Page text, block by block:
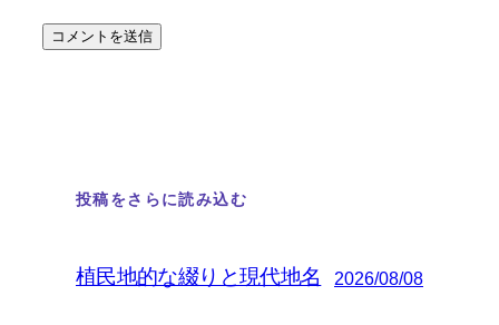
投稿をさらに読み込む
植民地的な綴りと現代地名 2026/08/08